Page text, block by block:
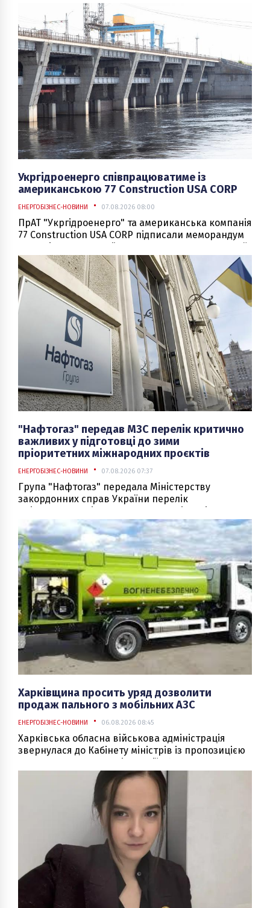
Укргідроенерго співпрацюватиме із
американською 77 Construction USA CORP
ЕНЕРГОБІЗНЕС-НОВИНИ 07.08.2026 08:00
ПрАТ "Укргідроенерго" та американська компанія
77 Construction USA CORP підписали меморандум
про співпрацю, який визначає рамки подальшої
взаємодії сторін у сфері розвитку
гідроенергетики в Україні. Як передає
Укрінформ, про це повідомляє Укргідроенерго.
"Нафтогаз" передав МЗС перелік критично
важливих у підготовці до зими
пріоритетних міжнародних проєктів
ЕНЕРГОБІЗНЕС-НОВИНИ 07.08.2026 07:37
Група "Нафтогаз" передала Міністерству
закордонних справ України перелік
пріоритетних міжнародних проєктів, які
критично важливі для підготовки до
опалювального сезону, повідомила компанія з
посиланням на в. о. голови правління
"Нафтогазу" Сергія Федоренка в четвер.
Харківщина просить уряд дозволити
продаж пального з мобільних АЗС
ЕНЕРГОБІЗНЕС-НОВИНИ 06.08.2026 08:45
Харківська обласна військова адміністрація
звернулася до Кабінету міністрів із пропозицією
критичної інфраструктури й дозволити відпуск
пального з мобільних установок. Про це
повідомив начальник Харківської ОВА Олег